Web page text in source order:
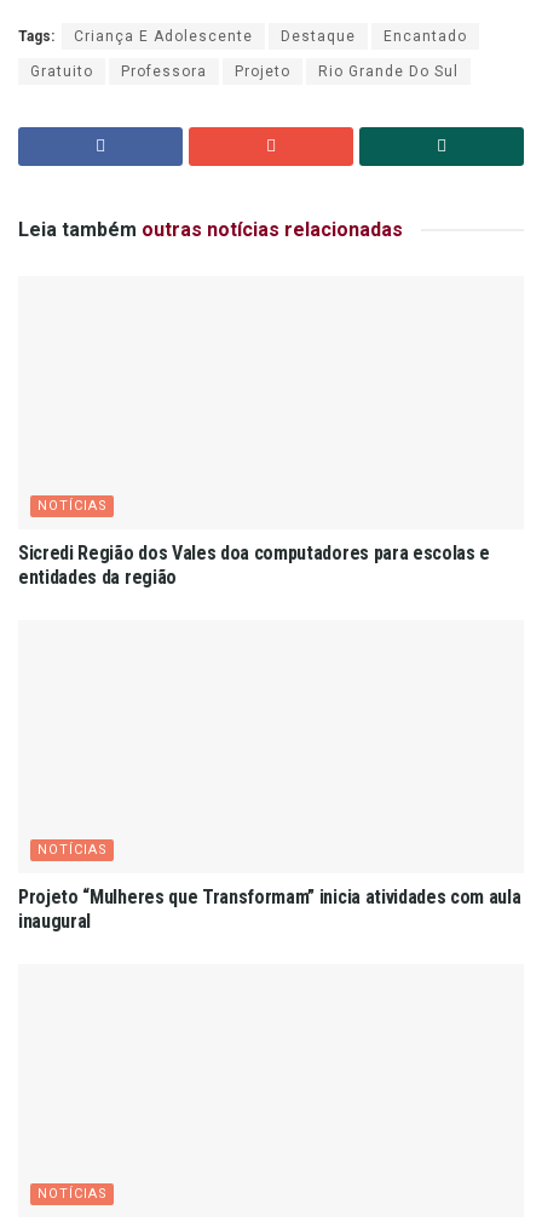
Tags: Criança E Adolescente Destaque Encantado
Gratuito Professora Projeto Rio Grande Do Sul
Leia também outras notícias relacionadas
NOTÍCIAS
Sicredi Região dos Vales doa computadores para escolas e
entidades da região
NOTÍCIAS
Projeto “Mulheres que Transformam” inicia atividades com aula
inaugural
NOTÍCIAS